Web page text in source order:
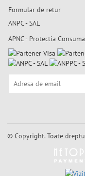
Formular de retur
ANPC - SAL
APNC - Protectia
© Copyright. Toate